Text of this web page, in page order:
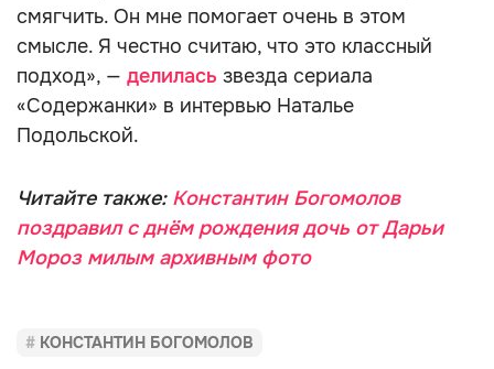
смягчить. Он мне помогает очень в этом
смысле. Я честно считаю, что это классный
подход», — делилась звезда сериала
«Содержанки» в интервью Наталье
Подольской.
Читайте также: Константин Богомолов
поздравил с днём рождения дочь от Дарьи
Мороз милым архивным фото
КОНСТАНТИН БОГОМОЛОВ